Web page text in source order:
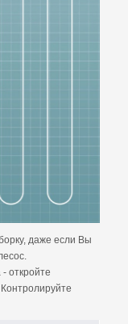
даже если Вы
откройте